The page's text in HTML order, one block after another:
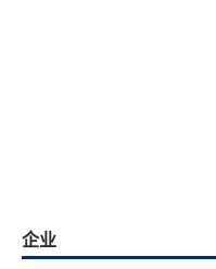
企业